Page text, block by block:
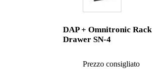
DAP + Omnitronic Rack
Drawer SN-4
Prezzo consigliato